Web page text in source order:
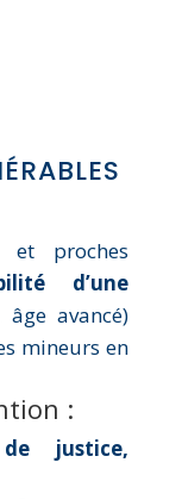
et proches
d’une
avancé)
mineurs en
:
de justice,